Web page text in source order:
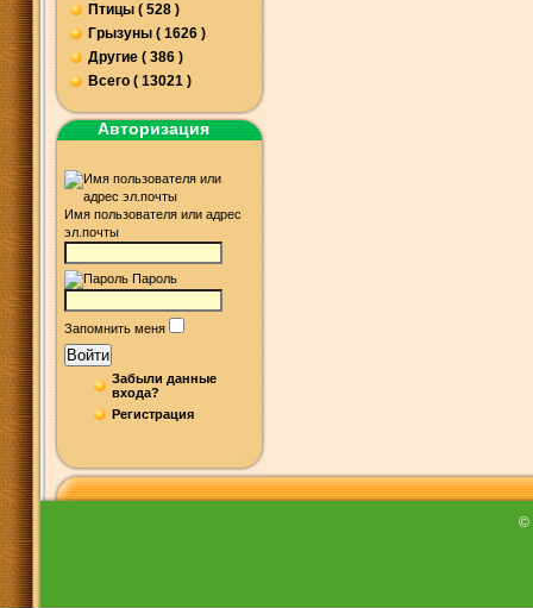
Птицы ( 528 )
Грызуны ( 1626 )
Другие ( 386 )
Всего ( 13021 )
Авторизация
Имя пользователя или адрес
эл.почты
Пароль
Запомнить меня
Войти
Забыли данные
входа?
Регистрация
©